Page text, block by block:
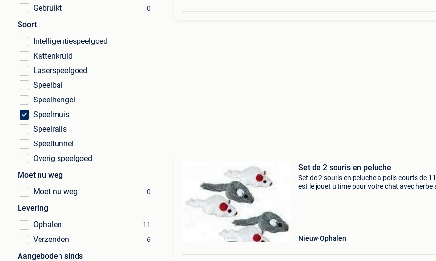
Gebruikt 0
Soort
Intelligentiespeelgoed
Kattenkruid
Laserspeelgoed
Speelbal
Speelhengel
Speelmuis
Speelrails
Speeltunnel
Overig speelgoed
Moet nu weg
Moet nu weg
0
Levering
Ophalen
11
Verzenden 6
Aangeboden sinds
Set de 2 souris en peluche
Set de 2 souris en peluche a poils courts de
est le jouet ultime pour votre chat avec herbe
Nieuw Ophalen